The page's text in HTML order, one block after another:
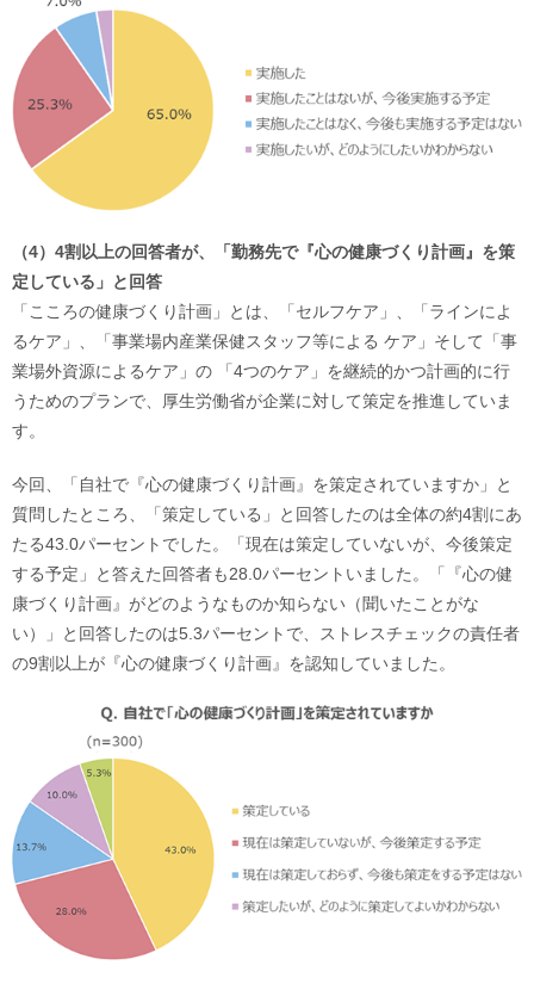
（4）4割以上の回答者が、「勤務先で『心の健康づくり計画』を策
定している」と回答
「こころの健康づくり計画」とは、「セルフケア」、「ラインによ
るケア」、「事業場内産業保健スタッフ等による ケア」そして「事
業場外資源によるケア」の 「4つのケア」を継続的かつ計画的に行
うためのプランで、厚生労働省が企業に対して策定を推進していま
す。
今回、「自社で『心の健康づくり計画』を策定されていますか」と
質問したところ、「策定している」と回答したのは全体の約4割にあ
たる43.0パーセントでした。「現在は策定していないが、今後策定
する予定」と答えた回答者も28.0パーセントいました。「『心の健
康づくり計画』がどのようなものか知らない（聞いたことがな
い）」と回答したのは5.3パーセントで、ストレスチェックの責任者
の9割以上が『心の健康づくり計画』を認知していました。